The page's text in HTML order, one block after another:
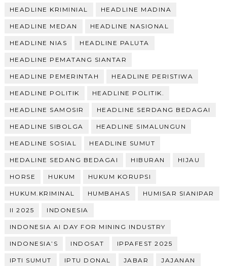
HEADLINE KRIMINIAL HEADLINE MADINA
HEADLINE MEDAN HEADLINE NASIONAL
HEADLINE NIAS HEADLINE PALUTA
HEADLINE PEMATANG SIANTAR
HEADLINE PEMERINTAH HEADLINE PERISTIWA
HEADLINE POLITIK HEADLINE POLITIK.
HEADLINE SAMOSIR HEADLINE SERDANG BEDAGAI
HEADLINE SIBOLGA HEADLINE SIMALUNGUN
HEADLINE SOSIAL HEADLINE SUMUT
HEDALINE SEDANG BEDAGAI HIBURAN HIJAU
HORSE HUKUM HUKUM KORUPSI
HUKUM.KRIMINAL HUMBAHAS HUMISAR SIANIPAR
II 2025 INDONESIA
INDONESIA AI DAY FOR MINING INDUSTRY
INDONESIA’S INDOSAT IPPAFEST 2025
IPTI SUMUT IPTU DONAL JABAR JAJANAN